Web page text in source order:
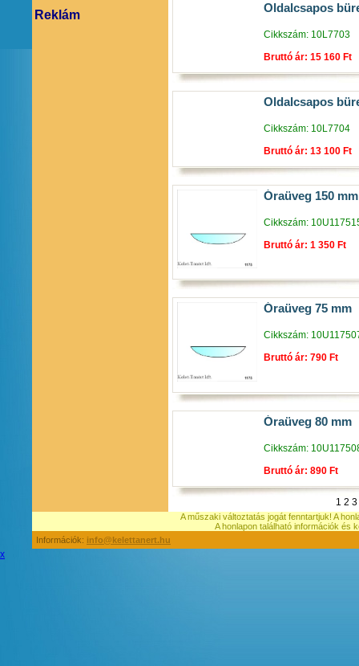
Reklám
Oldalcsapos
Cikkszám: 10L7703
Bruttó ár: 15 160 Ft
Oldalcsapos
Cikkszám: 10L7704
Bruttó ár: 13 100 Ft
Óraüveg 150 mm
Cikkszám:
Bruttó ár: 1 350 Ft
Óraüveg 75 mm
Cikkszám:
Bruttó ár: 790 Ft
Óraüveg 80 mm
Cikkszám:
Bruttó ár: 890 Ft
1 2 3
A műszaki változtatás jogát fenntartjuk! A
A honlapon található információk és
Információk: info@kelettanert.hu
x